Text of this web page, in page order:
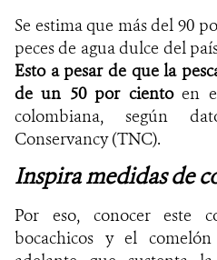
Se estima que más del 90
peces de agua dulce del
Esto a pesar de que la
de un 50 por cientoen
colombiana, según
Conservancy (TNC).
Inspira medidas de
Por eso, conocer este
bocachicos y el